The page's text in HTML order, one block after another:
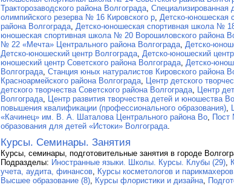
Тракторозаводского района Волгограда, Специализированная
олимпийского резерва № 16 Кировского р, Детско-юношеская
района Волгограда, Детско-юношеская спортивная школа №
юношеская спортивная школа № 20 Ворошиловского района
№ 22 «Мечта» Центрального района Волгограда, Детско-
Детско-юношеский центр Волгограда, Детско-юношеский
юношеский центр Советского района Волгограда, Детско-
Волгограда, Станция юных натуралистов Кировского района
Красноармейского района Волгограда, Центр детского
детского творчества Советского района Волгограда, Центр
Волгограда, Центр развития творчества детей и юношества
повышения квалификации (профессионального образования),
«Качинец» им. В. А. Шаталова Центрального района Во, Пост
образования для детей «Истоки» Волгограда.
Курсы. Семинары. Занятия
Курсы, семинары, подготовительные занятия в городе
Подразделы: Иностранные языки. Школы. Курсы. Клубы (29),
учета, аудита, финансов, Курсы косметологов и
Высшее образование (8), Курсы флористики и дизайна,